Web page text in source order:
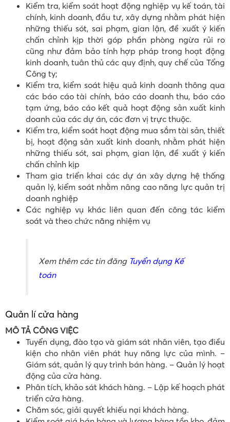
Kiểm tra, kiểm soát hoạt động nghiệp vụ kế toán, tài
chính, kinh doanh, đầu tư, xây dựng nhằm phát hiện
những thiếu sót, sai phạm, gian lận, đề xuất ý kiến
chấn chỉnh kịp thời góp phần phòng ngừa rủi ro
cũng như đảm bảo tính hợp pháp trong hoạt động
kinh doanh, tuân thủ các quy định, quy chế của Tổng
Công ty;
Kiểm tra, kiểm soát hiệu quả kinh doanh thông qua
các báo cáo tài chính, báo cáo doanh thu, báo cáo
tạm ứng, báo cáo kết quả hoạt động sản xuất kinh
doanh của các dự án, các đơn vị trực thuộc.
Kiểm tra, kiểm soát hoạt động mua sắm tài sản, thiết
bị, hoạt động sản xuất kinh doanh, nhằm phát hiện
những thiếu sót, sai phạm, gian lận, đề xuất ý kiến
chấn chỉnh kịp
Tham gia triển khai các dự án xây dựng hệ thống
quản lý, kiểm soát nhằm nâng cao năng lực quản trị
doanh nghiệp
Các nghiệp vụ khác liên quan đến công tác kiểm
soát và theo chức năng nhiệm vụ
Xem thêm các tin đăng Tuyển dụng Kế
toán
Quản lí cửa hàng
MÔ TẢ CÔNG VIỆC
Tuyển dụng, đào tạo và giám sát nhân viên, tạo điều
kiện cho nhân viên phát huy năng lực của mình. –
Giám sát, quản lý quy trình bán hàng. – Quản lý hoạt
động của cửa hàng.
Phân tích, khảo sát khách hàng. – Lập kế hoạch phát
triển cửa hàng.
Chăm sóc, giải quyết khiếu nại khách hàng.